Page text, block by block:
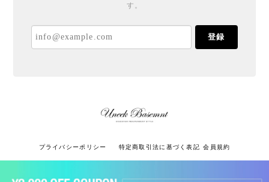
す。
登録
プライバシーポリシー 特定商取引法に基づく表記 会員規約